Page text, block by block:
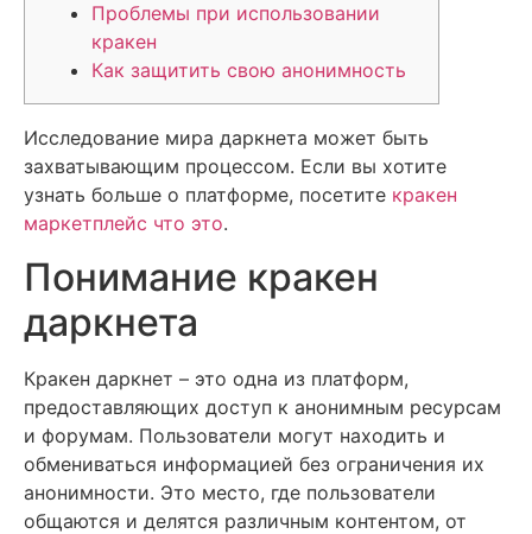
Проблемы при использовании
кракен
Как защитить свою анонимность
Исследование мира даркнета может быть
захватывающим процессом. Если вы хотите
узнать больше о платформе, посетите кракен
маркетплейс что это.
Понимание кракен
даркнета
Кракен даркнет – это одна из платформ,
предоставляющих доступ к анонимным ресурсам
и форумам. Пользователи могут находить и
обмениваться информацией без ограничения их
анонимности. Это место, где пользователи
общаются и делятся различным контентом, от